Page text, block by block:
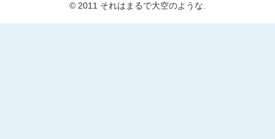
© 2011 それはまるで大空のような.